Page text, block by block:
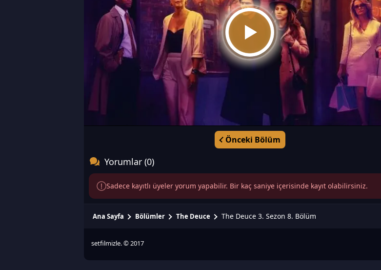
Önceki Bölüm
Yorumlar (0)
Sadece kayıtlı üyeler yorum yapabilir. Bir kaç saniye içerisinde kayıt olabilirsiniz.
Ana Sayfa Bölümler The Deuce The Deuce 3. Sezon 8. Bölüm
setfilmizle. © 2017